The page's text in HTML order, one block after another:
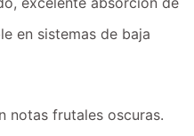
en sistemas de baja
notas frutales oscuras.